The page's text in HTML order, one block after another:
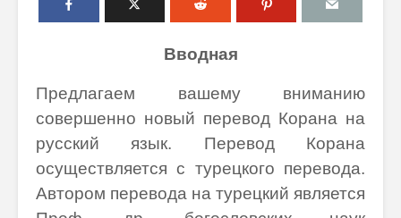
Вводная
Предлагаем вашему вниманию
совершенно новый перевод Корана на
русский язык. Перевод Корана
осуществляется с турецкого перевода.
Автором перевода на турецкий является